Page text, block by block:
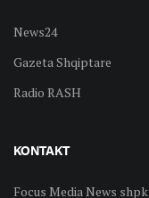
News24
Gazeta Shqiptare
Radio RASH
KONTAKT
Focus Media News shpk